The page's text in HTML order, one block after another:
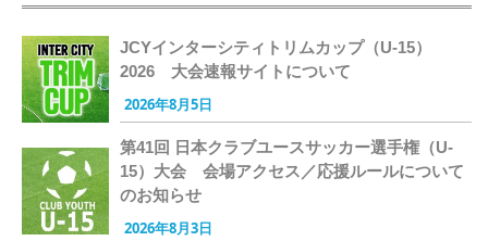
JCYインターシティトリムカップ（U-15）
2026 大会速報サイトについて
2026年8月5日
第41回 日本クラブユースサッカー選手権（U-
15）大会 会場アクセス／応援ルールについて
のお知らせ
2026年8月3日